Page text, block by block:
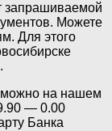
запрашиваемой
Можете
Для этого
можно на нашем
— 0.00
Банка